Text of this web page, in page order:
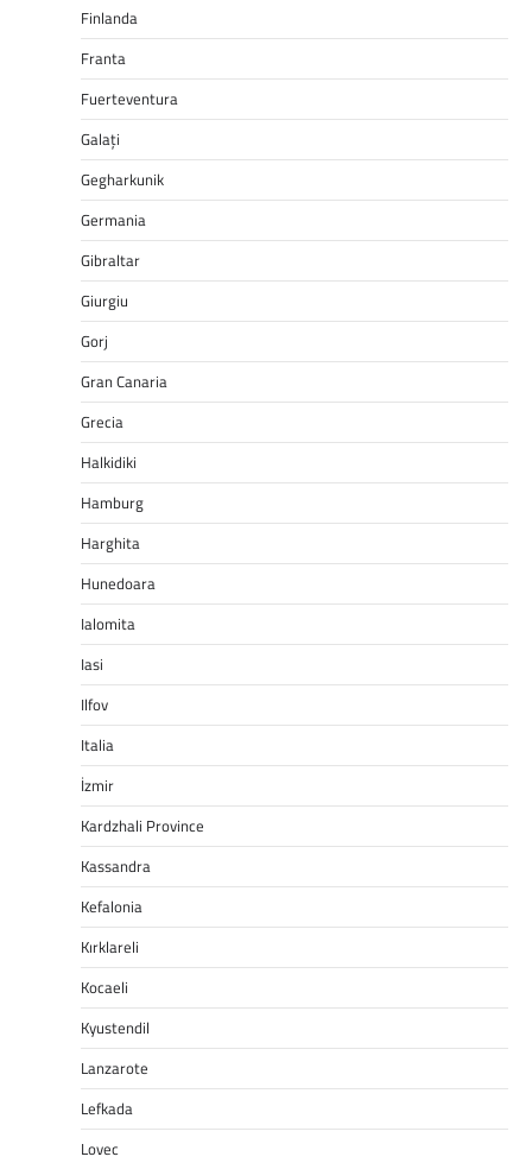
Finlanda
Franta
Fuerteventura
Galați
Gegharkunik
Germania
Gibraltar
Giurgiu
Gorj
Gran Canaria
Grecia
Halkidiki
Hamburg
Harghita
Hunedoara
Ialomita
Iasi
Ilfov
Italia
İzmir
Kardzhali Province
Kassandra
Kefalonia
Kırklareli
Kocaeli
Kyustendil
Lanzarote
Lefkada
Lovec